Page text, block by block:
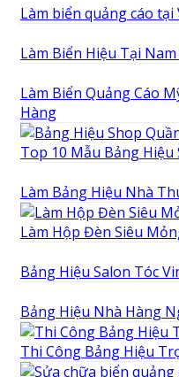
Làm biển quảng cáo tại
Làm Biển Hiệu Tại
Làm Biển Quảng Cáo
Hàng
Top 10 Mẫu Bảng
Làm Bảng Hiệu Nhà
Làm Hộp Đèn Siêu
Bảng Hiệu Salon Tóc
Bảng Hiệu Nhà Hàng
Thi Công Bảng Hiệu